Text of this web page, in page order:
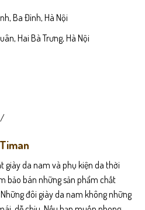
Ba Đình, Hà Nội
Hai Bà Trưng, Hà Nội
giày da nam và phụ kiện da thời
bảo bán những sản phẩm chất
đôi giày da nam không những